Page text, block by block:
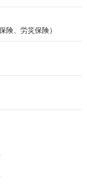
険、労災保険）